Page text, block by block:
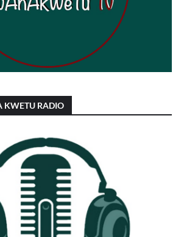
KWETU RADIO